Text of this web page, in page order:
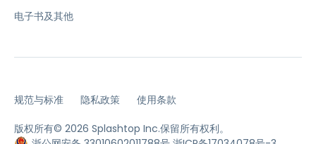
电子书及其他
规范与标准 隐私政策 使用条款
版权所有© 2026 Splashtop Inc.保留所有权利。